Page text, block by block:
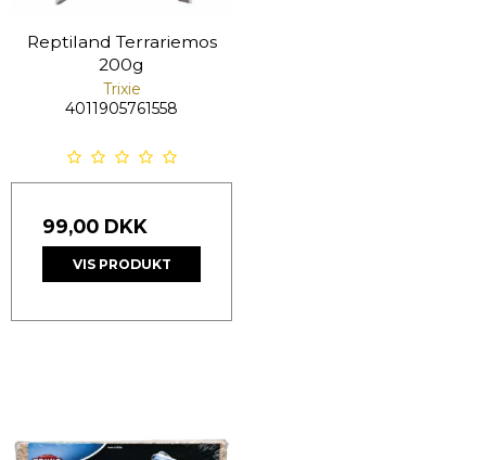
Reptiland Terrariemos
200g
Trixie
4011905761558
99,00 DKK
VIS PRODUKT